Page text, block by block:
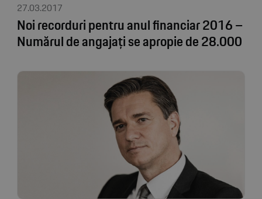
27.03.2017
Noi recorduri pentru anul financiar 2016 –
Numărul de angajați se apropie de 28.000